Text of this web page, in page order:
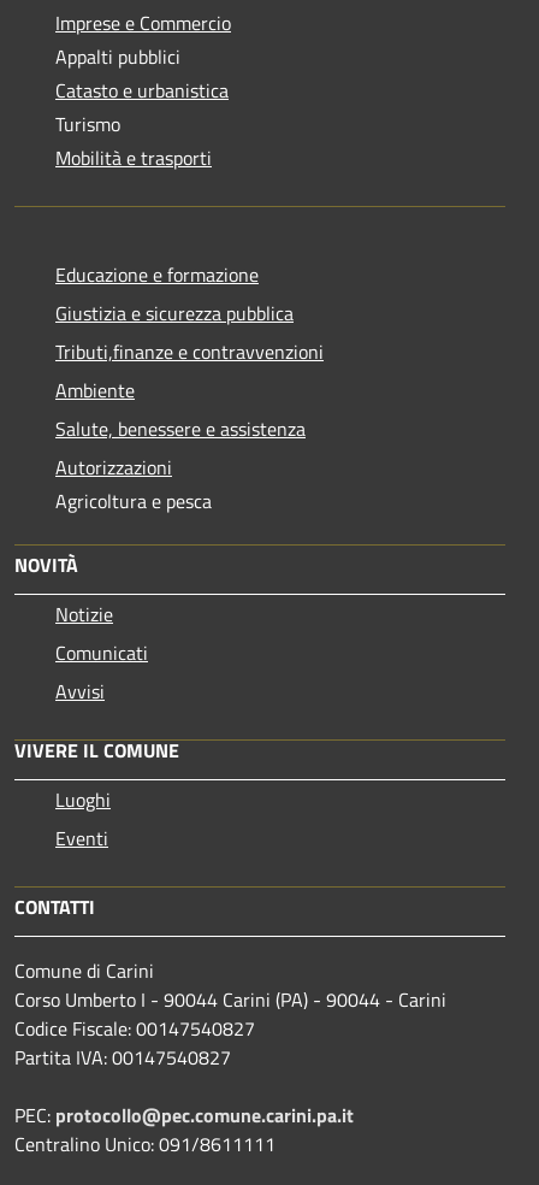
Imprese e Commercio
Appalti pubblici
Catasto e urbanistica
Turismo
Mobilità e trasporti
Educazione e formazione
Giustizia e sicurezza pubblica
Tributi,finanze e contravvenzioni
Ambiente
Salute, benessere e assistenza
Autorizzazioni
Agricoltura e pesca
NOVITÀ
Notizie
Comunicati
Avvisi
VIVERE IL COMUNE
Luoghi
Eventi
CONTATTI
Comune di Carini
Corso Umberto I - 90044 Carini (PA) - 90044 - Carini
Codice Fiscale: 00147540827
Partita IVA: 00147540827
PEC: protocollo@pec.comune.carini.pa.it
Centralino Unico: 091/8611111